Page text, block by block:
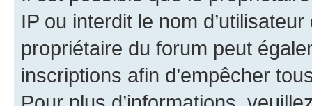
IP ou interdit le nom
propriétaire du forum peut
inscriptions afin d’empêcher